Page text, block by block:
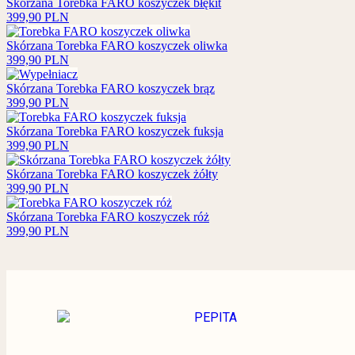
399,90 PLN
Skórzana Torebka FARO koszyczek oliwka
399,90 PLN
Skórzana Torebka FARO koszyczek brąz
399,90 PLN
Skórzana Torebka FARO koszyczek fuksja
399,90 PLN
Skórzana Torebka FARO koszyczek żółty
399,90 PLN
Skórzana Torebka FARO koszyczek róż
399,90 PLN